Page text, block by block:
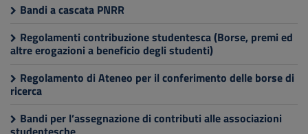
Bandi a cascata PNRR
Regolamenti contribuzione studentesca (Borse, premi ed
altre erogazioni a beneficio degli studenti)
Regolamento di Ateneo per il conferimento delle borse di
ricerca
Bandi per l’assegnazione di contributi alle associazioni